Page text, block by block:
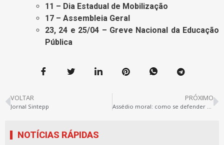
11 – Dia Estadual de Mobilização
17 – Assembleia Geral
23, 24 e 25/04 – Greve Nacional da Educação
Pública
VOLTAR
Jornal Sintepp
PRÓXIMO
Assédio moral: como se defender e direito de greve
NOTÍCIAS RÁPIDAS